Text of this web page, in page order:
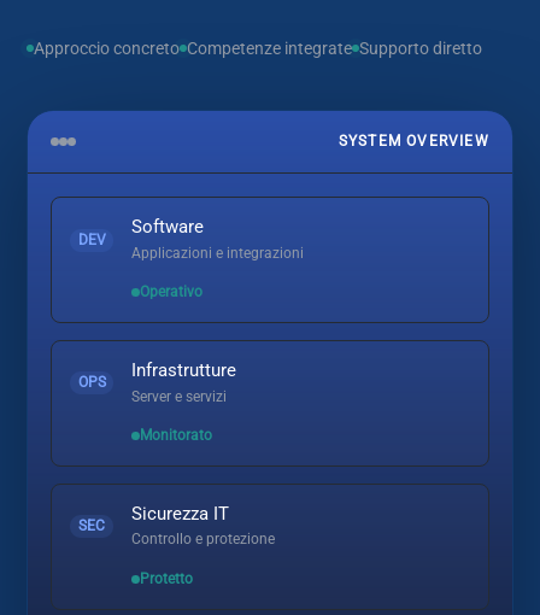
Approccio concreto Competenze integrate Supporto diretto
SYSTEM OVERVIEW
DEV
Software
Applicazioni e integrazioni
Operativo
OPS
Infrastrutture
Server e servizi
Monitorato
SEC
Sicurezza IT
Controllo e protezione
Protetto